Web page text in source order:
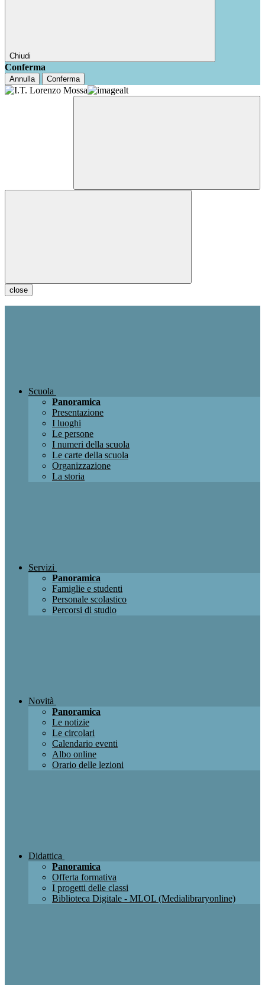
Chiudi
Conferma
Annulla Conferma
close
Scuola
Panoramica
Presentazione
I luoghi
Le persone
I numeri della scuola
Le carte della scuola
Organizzazione
La storia
Servizi
Panoramica
Famiglie e studenti
Personale scolastico
Percorsi di studio
Novità
Panoramica
Le notizie
Le circolari
Calendario eventi
Albo online
Orario delle lezioni
Didattica
Panoramica
Offerta formativa
I progetti delle classi
Biblioteca Digitale - MLOL (Medialibraryonline)